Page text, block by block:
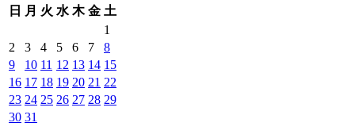
日 月 火 水 木 金 土
1
2
3 4 5 6 7
8
9
10 11 12 13 14 15
16 17 18 19 20 21 22
23 24 25 26 27 28 29
30 31